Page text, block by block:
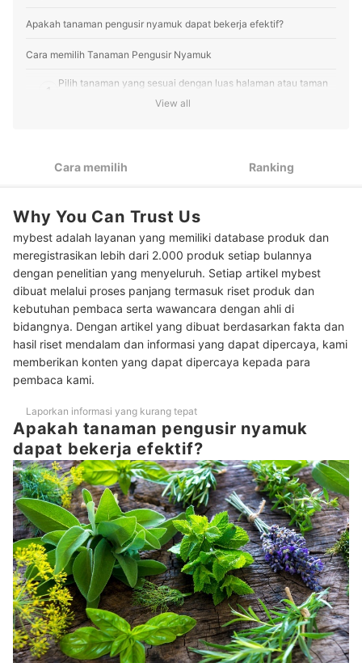
Apakah tanaman pengusir nyamuk dapat bekerja efektif?
Cara memilih Tanaman Pengusir Nyamuk
1
Pilih tanaman yang sesuai dengan luas halaman atau taman
Pertimbangkan tanaman yang bisa menghias untuk area
4
Agar sesuai dengan pot yang disediakan, periksa karakter
akar dari tanaman
5
Utamakan penjual yang dekat dengan lokasi Anda agar
tanaman tetap segar
Peringkat Tanaman Pengusir Nyamuk Terbaik
View all
Cara memilih Ranking
Why You Can Trust Us
mybest adalah layanan yang memiliki database produk dan
meregistrasikan lebih dari 2.000 produk setiap bulannya
dengan penelitian yang menyeluruh. Setiap artikel mybest
dibuat melalui proses panjang termasuk riset produk dan
kebutuhan pembaca serta wawancara dengan ahli di
bidangnya. Dengan artikel yang dibuat berdasarkan fakta dan
hasil riset mendalam dan informasi yang dapat dipercaya, kami
memberikan konten yang dapat dipercaya kepada para
pembaca kami.
Laporkan informasi yang kurang tepat
Apakah tanaman pengusir nyamuk
dapat bekerja efektif?